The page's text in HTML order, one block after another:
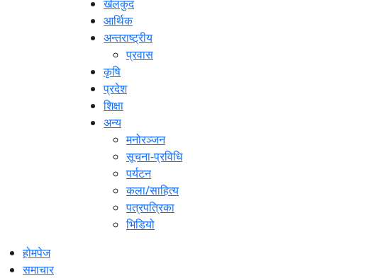
खेलकुद
आर्थिक
अन्तराष्ट्रीय
प्रवास
कृषि
प्रदेश
शिक्षा
अन्य
मनोरञ्जन
सूचना-प्रविधि
पर्यटन
कला/साहित्य
पत्रपत्रिका
भिडियो
होमपेज
समाचार